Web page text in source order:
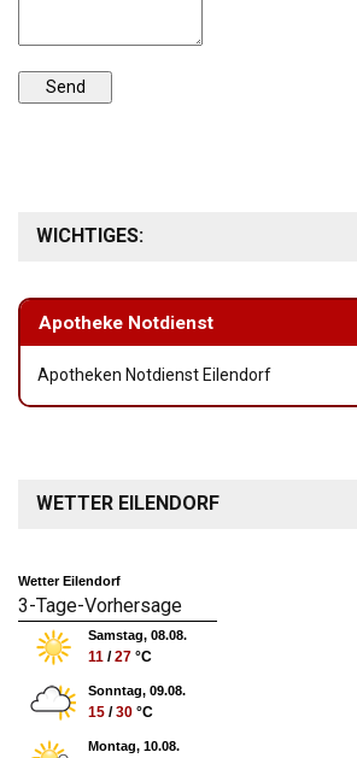
WICHTIGES:
Apotheke Notdienst
Apotheken Notdienst Eilendorf
WETTER EILENDORF
Wetter Eilendorf
3-Tage-Vorhersage
Samstag, 08.08.
11 /27 °C
Sonntag, 09.08.
15 /30 °C
Montag, 10.08.